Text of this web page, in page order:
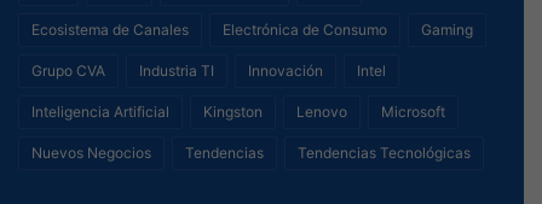
Ecosistema de Canales Electrónica de Consumo Gaming
Grupo CVA Industria TI Innovación Intel
Inteligencia Artificial Kingston Lenovo Microsoft
Nuevos Negocios Tendencias Tendencias Tecnológicas